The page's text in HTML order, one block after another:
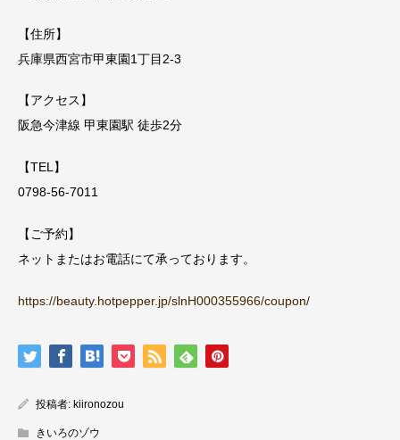
【住所】
兵庫県西宮市甲東園1丁目2-3
【アクセス】
阪急今津線 甲東園駅 徒歩2分
【TEL】
0798-56-7011
【ご予約】
ネットまたはお電話にて承っております。
https://beauty.hotpepper.jp/slnH000355966/coupon/
投稿者: kiironozou
きいろのゾウ